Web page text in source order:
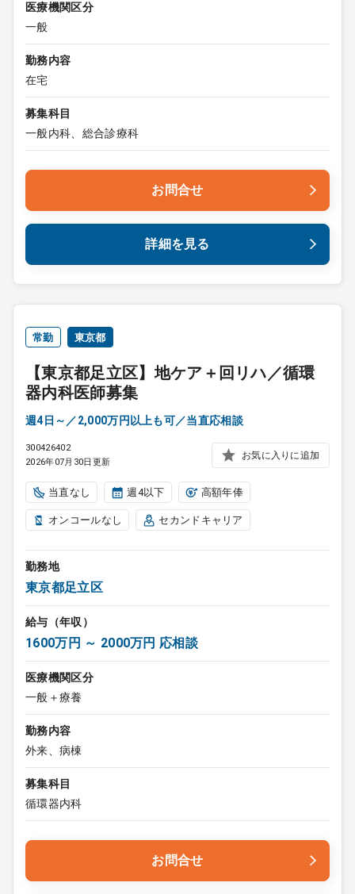
医療機関区分
一般
勤務内容
在宅
募集科目
一般内科、総合診療科
お問合せ
詳細を見る
常勤 東京都
【東京都足立区】地ケア＋回リハ／循環
器内科医師募集
週4日～／2,000万円以上も可／当直応相談
300426402
2026年07月30日更新
お気に入りに追加
当直なし 週4以下 高額年俸
オンコールなし セカンドキャリア
勤務地
東京都足立区
給与（年収）
1600万円 ～ 2000万円 応相談
医療機関区分
一般＋療養
勤務内容
外来、病棟
募集科目
循環器内科
お問合せ